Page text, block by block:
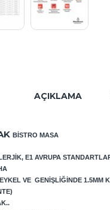
AÇIKLAMA
BISTRO MASA
E1 AVRUPA
VE GENIŞLIĞINDE